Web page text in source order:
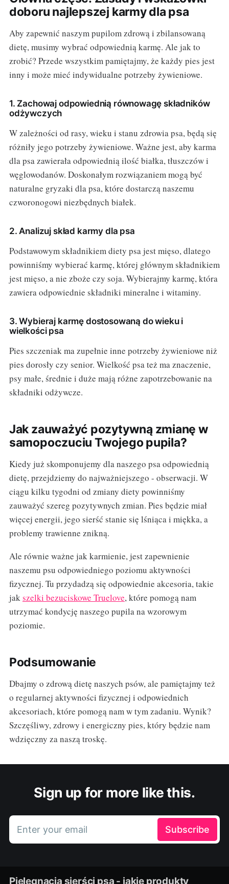
doboru najlepszej karmy dla psa
Aby zapewnić naszym pupilom zdrową i zbilansowaną
dietę, musimy wybrać odpowiednią karmę. Ale jak to
zrobić? Przede wszystkim pamiętajmy, że każdy pies jest
inny i może mieć indywidualne potrzeby żywieniowe.
1. Zachowaj odpowiednią równowagę składników
odżywczych
W zależności od rasy, wieku i stanu zdrowia psa, będą się
różniły jego potrzeby żywieniowe. Ważne jest, aby karma
dla psa zawierała odpowiednią ilość białka, tłuszczów i
węglowodanów. Doskonałym rozwiązaniem mogą być
naturalne gryzaki dla psa, które dostarczą naszemu
czworonogowi niezbędnych białek.
2. Analizuj skład karmy dla psa
Podstawowym składnikiem diety psa jest mięso, dlatego
powinniśmy wybierać karmę, której głównym składnikiem
jest mięso, a nie zboże czy soja. Wybierajmy karmę, która
zawiera odpowiednie składniki mineralne i witaminy.
3. Wybieraj karmę dostosowaną do wieku i
wielkości psa
Pies szczeniak ma zupełnie inne potrzeby żywieniowe niż
pies dorosły czy senior. Wielkość psa też ma znaczenie,
psy małe, średnie i duże mają różne zapotrzebowanie na
składniki odżywcze.
Jak zauważyć pozytywną zmianę w
samopoczuciu Twojego pupila?
Kiedy już skomponujemy dla naszego psa odpowiednią
dietę, przejdziemy do najważniejszego - obserwacji. W
ciągu kilku tygodni od zmiany diety powinniśmy
zauważyć szereg pozytywnych zmian. Pies będzie miał
więcej energii, jego sierść stanie się lśniąca i miękka, a
problemy trawienne znikną.
Ale równie ważne jak karmienie, jest zapewnienie
naszemu psu odpowiedniego poziomu aktywności
fizycznej. Tu przydadzą się odpowiednie akcesoria, takie
jakszelki bezuciskowe Truelove, które pomogą nam
utrzymać kondycję naszego pupila na wzorowym
poziomie.
Podsumowanie
Dbajmy o zdrową dietę naszych psów, ale pamiętajmy też
o regularnej aktywności fizycznej i odpowiednich
akcesoriach, które pomogą nam w tym zadaniu. Wynik?
Szczęśliwy, zdrowy i energiczny pies, który będzie nam
wdzięczny za naszą troskę.
Sign up for more like this.
Enter your email Subscribe
Pielęgnacja sierści psa - jakie produkty